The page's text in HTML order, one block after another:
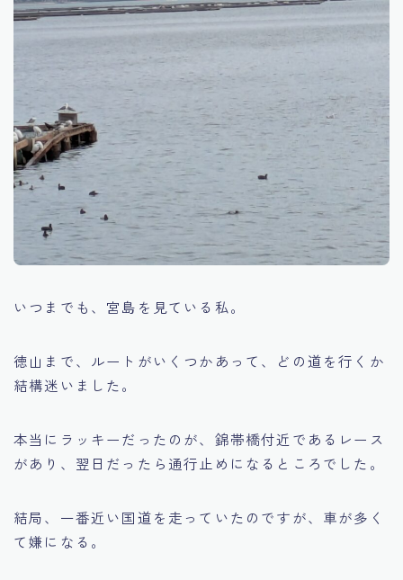
いつまでも、宮島を見ている私。
徳山まで、ルートがいくつかあって、どの道を行くか
結構迷いました。
本当にラッキーだったのが、錦帯橋付近であるレース
があり、翌日だったら通行止めになるところでした。
結局、一番近い国道を走っていたのですが、車が多く
て嫌になる。